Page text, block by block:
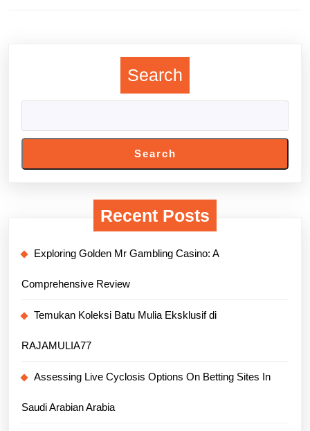
Search
Search
Recent Posts
Exploring Golden Mr Gambling Casino: A
Comprehensive Review
Temukan Koleksi Batu Mulia Eksklusif di
RAJAMULIA77
Assessing Live Cyclosis Options On Betting Sites In
Saudi Arabian Arabia